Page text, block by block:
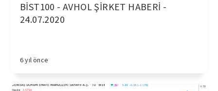
BİST100 - AVHOL ŞİRKET HABERİ -
24.07.2020
6 yıl önce